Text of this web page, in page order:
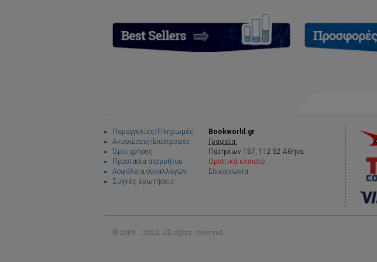
Παραγγελίες/Πληρωμές
Ακυρώσεις/Επιστροφές
Όροι χρήσης
Προστασία απορρήτου
Ασφάλεια συναλλαγών
Συχνές ερωτήσεις
Bookworld.gr
Γραφεία:
Πατησίων 157, 112 52 Αθήνα
Οριστικά κλειστό
Επικοινωνία
© 2009 - 2022. All rights reserved